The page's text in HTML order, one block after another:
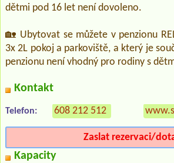
dětmi pod 16 let není dovoleno.
🏡 Ubytovat se můžete v penzionu
3x 2L pokoj a parkoviště, a který je
penzionu není vhodný pro rodiny s
Kontakt
Telefon: 608 212 512
Zaslat rezervaci/
Kapacity